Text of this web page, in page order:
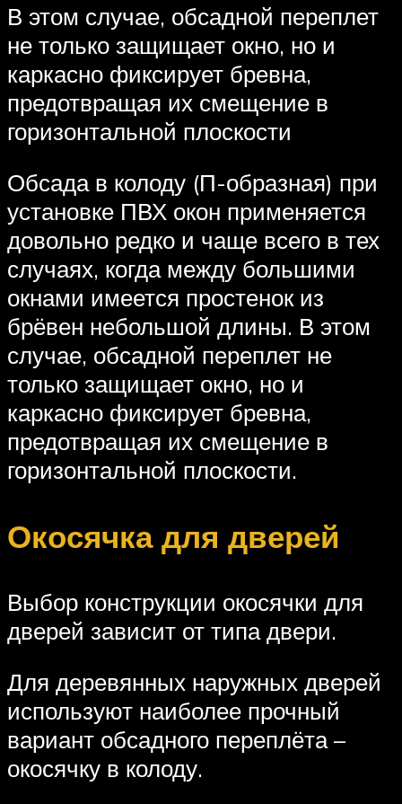
В этом случае, обсадной переплет
не только защищает окно, но и
каркасно фиксирует бревна,
предотвращая их смещение в
горизонтальной плоскости
Обсада в колоду (П-образная) при
установке ПВХ окон применяется
довольно редко и чаще всего в тех
случаях, когда между большими
окнами имеется простенок из
брёвен небольшой длины. В этом
случае, обсадной переплет не
только защищает окно, но и
каркасно фиксирует бревна,
предотвращая их смещение в
горизонтальной плоскости.
Окосячка для дверей
Выбор конструкции окосячки для
дверей зависит от типа двери.
Для деревянных наружных дверей
используют наиболее прочный
вариант обсадного переплёта –
окосячку в колоду.